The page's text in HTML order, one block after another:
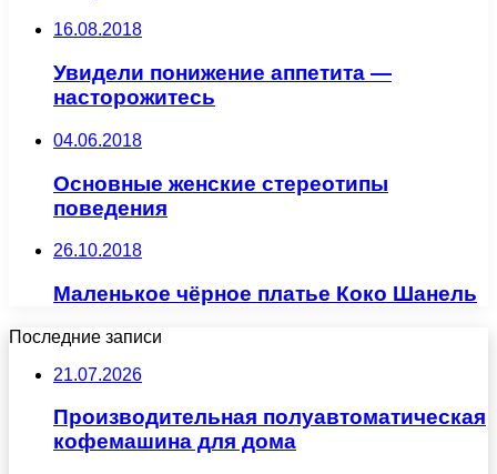
16.08.2018
Увидели понижение аппетита —
насторожитесь
04.06.2018
Основные женские стереотипы
поведения
26.10.2018
Маленькое чёрное платье Коко Шанель
Последние записи
21.07.2026
Производительная полуавтоматическая
кофемашина для дома